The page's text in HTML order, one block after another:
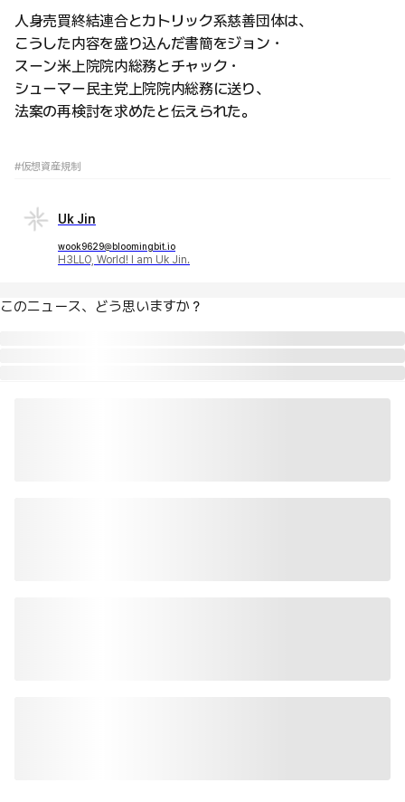
人身売買終結連合とカトリック系慈善団体は、
こうした内容を盛り込んだ書簡をジョン・
スーン米上院院内総務とチャック・
シューマー民主党上院院内総務に送り、
法案の再検討を求めたと伝えられた。
#仮想資産規制
Uk Jin
wook9629@bloomingbit.io
H3LLO, World! I am Uk Jin.
このニュース、どう思いますか？